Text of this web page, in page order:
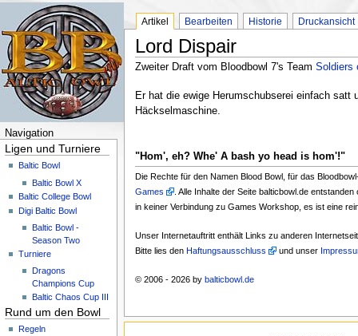
Navigation
Ligen und Turniere
Baltic Bowl
Baltic Bowl X
Baltic College Bowl
Digi Baltic Bowl
Baltic Bowl -
Season Two
Turniere
Dragons
Champions Cup
Baltic Chaos Cup III
Rund um den Bowl
Regeln
Artikel Bearbeiten Historie Druckansicht
Lord Dispair
Zweiter Draft vom Bloodbowl 7's Team Soldiers
Er hat die ewige Herumschubserei einfach
Häckselmaschine.
"Hom', eh? Whe' A bash yo head is hom'!"
Die Rechte für den Namen Blood Bowl, für das
Games
. Alle Inhalte der Seite balticbowl.de
in keiner Verbindung zu Games Workshop, es ist eine
Unser Internetauftritt enthält Links zu anderen
Bitte lies den Haftungsausschluss und unser
© 2006 - 2026 by balticbowl.de